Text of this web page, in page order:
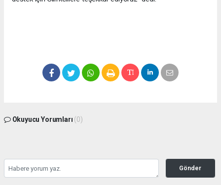
Okuyucu Yorumları (0)
Gönder